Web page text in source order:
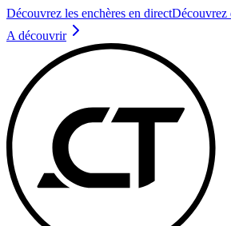
Découvrez les enchères en directDécouvrez
A découvrir